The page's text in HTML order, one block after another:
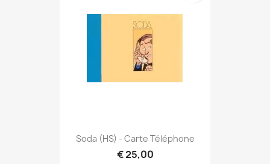
Soda (HS) - Carte Téléphone
€ 25,00